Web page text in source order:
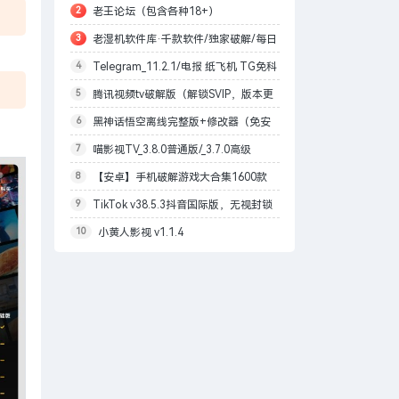
可
2 老王论坛（包含各种18+）
3 老湿机软件库·千款软件/独家破解/每日
更新
4 Telegram_11.2.1/电报 纸飞机 TG免科
学上网/本地解锁会员/内置模块增强上传下
载速度
5 腾讯视频tv破解版（解锁SVIP，版本更
改为最高99.9.9）
6 黑神话悟空离线完整版+修改器（免安
装版）
7 喵影视TV_3.8.0普通版/_3.7.0高级
版/4.X低版本完美适配/内置源/4K超清
8 【安卓】手机破解游戏大合集1600款
自购分享
9 TikTok v38.5.3抖音国际版，无视封锁
和下载限制，免拔卡[1月27更新]
10 小黄人影视 v1.1.4